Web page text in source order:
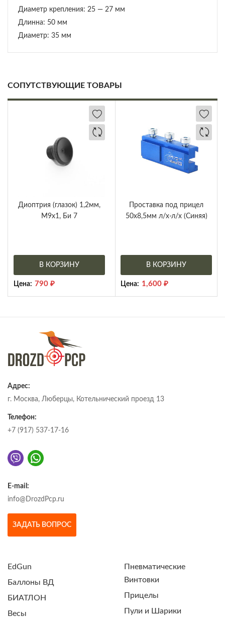
Диаметр крепления: 25 — 27 мм
Длинна: 50 мм
Диаметр: 35 мм
СОПУТСТВУЮЩИЕ ТОВАРЫ
Диоптрия (глазок) 1,2мм,
М9х1, Би 7
В КОРЗИНУ
Цена: 790 ₽
Проставка под прицел
50х8,5мм л/х-л/х (Синяя)
В КОРЗИНУ
Цена: 1,600 ₽
Адрес:
г. Москва, Люберцы, Котельнический проезд 13
Телефон:
+7 (917) 537-17-16
E-mail:
info@DrozdPcp.ru
ЗАДАТЬ ВОПРОС
EdGun
Баллоны ВД
БИАТЛОН
Весы
Пневматические
Винтовки
Прицелы
Пули и Шарики